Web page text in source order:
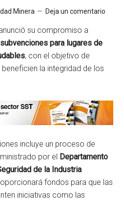
Minera Deja un comentario
su compromiso a
para lugares de
, con el objetivo de
la integridad de los
incluye un proceso de
por el Departamento
de la Industria
fondos para que las
iniciativas como las